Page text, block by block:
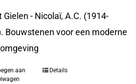
Gielen - Nicolaï, A.C. (1914-
Bouwstenen voor een moderne
aan
Details